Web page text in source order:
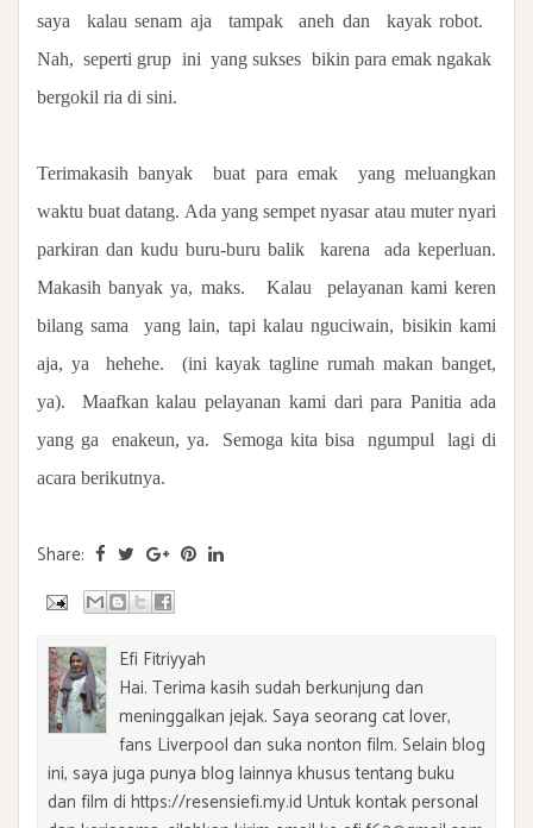
saya
kalau senam aja tampak aneh dan
kayak robot.
Nah, seperti grup ini yang sukses bikin para emak ngakak
bergokil ria di sini.
Terimakasih banyak buat para emak
yang meluangkan
waktu buat datang. Ada yang sempet nyasar atau muter nyari
parkiran dan kudu buru-buru balik
karena
ada keperluan.
Makasih banyak ya, maks.
Kalau pelayanan kami keren
bilang sama yang lain, tapi kalau nguciwain, bisikin kami
aja, ya hehehe. (ini kayak tagline rumah makan banget,
ya). Maafkan kalau pelayanan kami dari para Panitia ada
yang ga
enakeun, ya. Semoga kita bisa ngumpul
lagi di
acara berikutnya.
Share:
Efi Fitriyyah
Hai. Terima kasih sudah berkunjung dan
meninggalkan jejak. Saya seorang cat lover,
fans Liverpool dan suka nonton film. Selain blog
ini, saya juga punya blog lainnya khusus tentang buku
dan film di https://resensiefi.my.id Untuk kontak personal